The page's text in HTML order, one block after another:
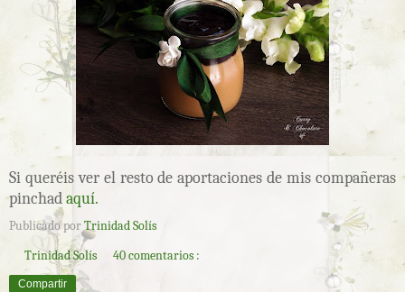
Si queréis ver el resto de aportaciones de mis compañeras
pinchadaquí.
Publicado porTrinidad Solís
Trinidad Solís
40 comentarios :
Compartir